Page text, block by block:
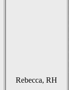
Rebecca, RH